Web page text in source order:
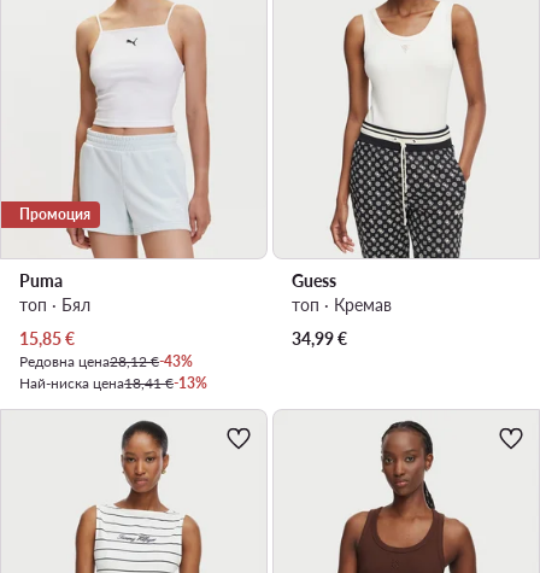
Промоция
Puma
топ · Бял
Актуална цена
15,85€
Редовна цена28,12 €-43%
Най-ниска цена18,41 €-13%
Guess
топ · Кремав
34,99€